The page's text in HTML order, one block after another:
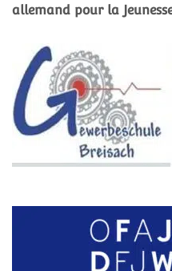
allemand pour la